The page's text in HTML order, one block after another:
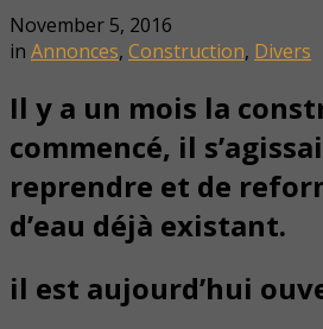
November 5, 2016
in Annonces, Construction, Divers
Il y a un mois la
commencé, il
reprendre et de
d’eau déjà existant.
il est aujourd’hui